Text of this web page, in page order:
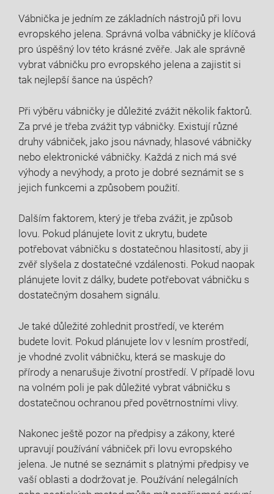
Vábnička je ⁣jedním ⁣ze základních nástrojů při lovu
evropského‍ jelena. Správná ⁢volba vábničky je klíčová
pro úspěšný lov této⁣ krásné zvěře.⁣ Jak ale ‌správně
vybrat vábničku pro evropského jelena a zajistit‍ si
‌tak nejlepší šance na úspěch?⁢
Při⁢ výběru vábničky je důležité zvážit několik​ faktorů.⁢
Za‍ prvé je třeba zvážit typ vábničky. Existují různé
druhy​ vábniček, jako jsou ⁤návnady, hlasové ⁢vábničky‌
nebo elektronické vábničky. Každá ⁣z nich má své
výhody a nevýhody, a proto⁤ je⁤ dobré‍ seznámit ‍se s
jejich funkcemi a​ způsobem ‌použití. ‌
Dalším faktorem, který ​je třeba zvážit, je způsob ​
lovu. Pokud plánujete ​lovit⁢ z ukrytu, ‍budete
potřebovat vábničku s dostatečnou hlasitostí, aby ji
zvěř slyšela ⁣z ‌dostatečné vzdálenosti. Pokud⁣ naopak
plánujete lovit z ⁢dálky,⁣ budete potřebovat vábničku s
dostatečným ‍dosahem ⁤signálu.
Je také důležité zohlednit prostředí, ve kterém
budete lovit. Pokud ⁣plánujete lov v lesním prostředí,​
je vhodné zvolit vábničku, která se maskuje do
přírody a nenarušuje životní prostředí. V ‌případě lovu
na volném poli‌ je pak ‌důležité vybrat vábničku s
‍dostatečnou ochranou‌ před povětrnostními vlivy.
Nakonec ještě pozor na předpisy⁣ a zákony,⁤ které⁢
upravují ​používání vábniček při lovu evropského⁣
jelena. Je nutné se seznámit s platnými předpisy ve
vaší oblasti‌ a dodržovat je. Používání nelegálních‍